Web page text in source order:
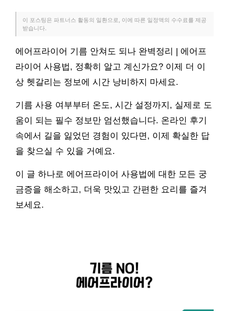
이 포스팅은 파트너스 활동의 일환으로, 이에 따른 일정액의 수수료를 제공
받습니다.
에어프라이어 기름 안쳐도 되나 완벽정리 | 에어프
라이어 사용법, 정확히 알고 계신가요? 이제 더 이
상 헷갈리는 정보에 시간 낭비하지 마세요.
기름 사용 여부부터 온도, 시간 설정까지, 실제로 도
움이 되는 필수 정보만 엄선했습니다. 온라인 후기
속에서 길을 잃었던 경험이 있다면, 이제 확실한 답
을 찾으실 수 있을 거예요.
이 글 하나로 에어프라이어 사용법에 대한 모든 궁
금증을 해소하고, 더욱 맛있고 간편한 요리를 즐겨
보세요.